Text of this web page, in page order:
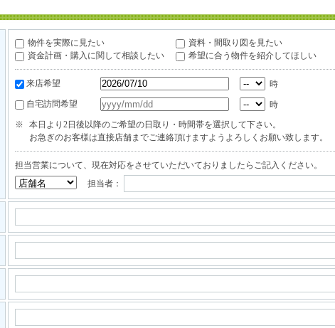
物件を実際に見たい 資料・間取り図を見たい
資金計画・購入に関して相談したい
希望に合う物件を紹介してほしい
来店希望
時
自宅訪問希望
時
※
本日より2日後以降のご希望の日取り・時間帯を選択して下さい。
お急ぎのお客様は直接店舗までご連絡頂けますようよろしくお願い致します。
担当営業について、現在対応をさせていただいておりましたらご記入ください。
担当者：